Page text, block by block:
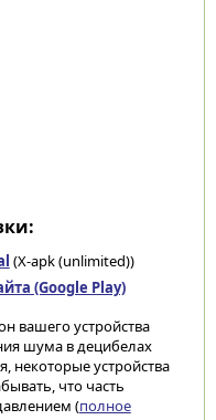
(X-apk (unlimited))
(Google Play)
вашего устройства
шума в децибелах
некоторые устройства
что часть
(полное